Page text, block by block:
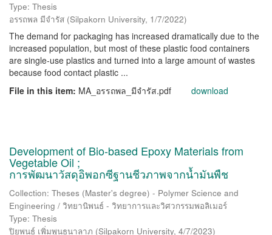
Type: Thesis
อรรถพล มีจำรัส (Silpakorn University, 1/7/2022)
The demand for packaging has increased dramatically due to the
increased population, but most of these plastic food containers
are single-use plastics and turned into a large amount of wastes
because food contact plastic ...
File in this item: MA_อรรถพล_มีจำรัส.pdf download
Development of Bio-based Epoxy Materials from
Vegetable Oil ;
การพัฒนาวัสดุอิพอกซีฐานชีวภาพจากน้ำมันพืช
Collection: Theses (Master's degree) - Polymer Science and
Engineering / วิทยานิพนธ์ - วิทยาการและวิศวกรรมพอลิเมอร์
Type: Thesis
ปิยพนธ์ เพิ่มพูนธนาลาภ (Silpakorn University, 4/7/2023)